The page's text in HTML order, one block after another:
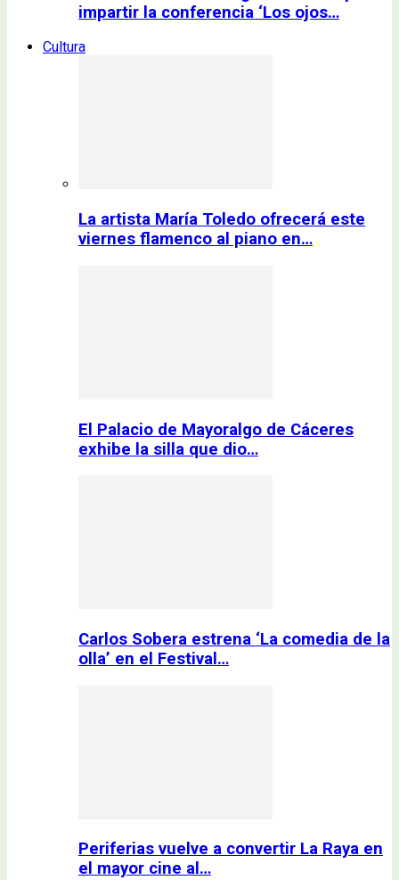
impartir la conferencia ‘Los ojos…
Cultura
La artista María Toledo ofrecerá este
viernes flamenco al piano en…
El Palacio de Mayoralgo de Cáceres
exhibe la silla que dio…
Carlos Sobera estrena ‘La comedia de la
olla’ en el Festival…
Periferias vuelve a convertir La Raya en
el mayor cine al…